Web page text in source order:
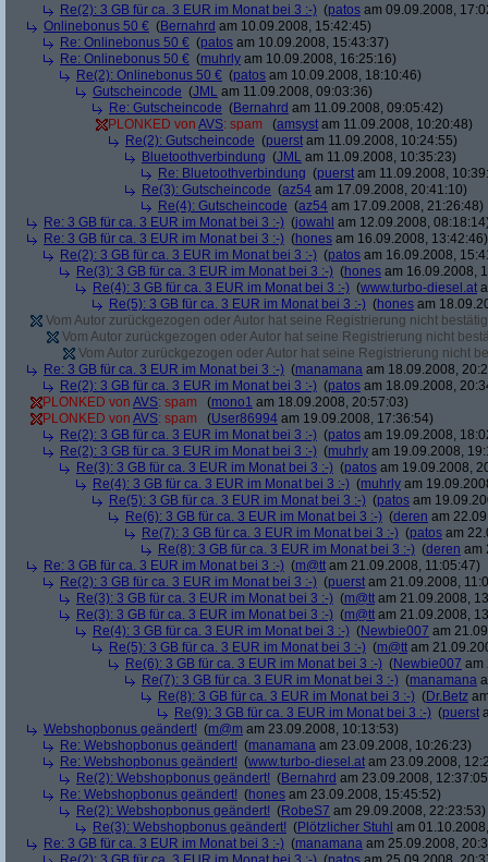
Re(2): 3 GB für ca. 3 EUR im Monat bei 3 :-) (patos am 09.09.2008,
Onlinebonus 50 € (Bernahrd am 10.09.2008, 15:42:45)
Re: Onlinebonus 50 € (patos am 10.09.2008, 15:43:37)
Re: Onlinebonus 50 € (muhrly am 10.09.2008, 16:25:16)
Re(2): Onlinebonus 50 € (patos am 10.09.2008, 18:10:46)
Gutscheincode (JML am 11.09.2008, 09:03:36)
Re: Gutscheincode (Bernahrd am 11.09.2008, 09:05:42)
PLONKED von AVS: spam (amsyst am 11.09.2008, 10:20:48)
Re(2): Gutscheincode (puerst am 11.09.2008, 10:24:55)
Bluetoothverbindung (JML am 11.09.2008, 10:35:23)
Re: Bluetoothverbindung (puerst am 11.09.2008,
Re(3): Gutscheincode (az54 am 17.09.2008, 20:41:10)
Re(4): Gutscheincode (az54 am 17.09.2008, 21:26:48)
Re: 3 GB für ca. 3 EUR im Monat bei 3 :-) (jowahl am 12.09.2008,
Re: 3 GB für ca. 3 EUR im Monat bei 3 :-) (hones am 16.09.2008, 13:42:46)
Re(2): 3 GB für ca. 3 EUR im Monat bei 3 :-) (patos am 16.09.2008,
Re(3): 3 GB für ca. 3 EUR im Monat bei 3 :-) (hones am 16.09.2008,
Re(4): 3 GB für ca. 3 EUR im Monat bei 3 :-) (www.turbo-diesel.at
Re(5): 3 GB für ca. 3 EUR im Monat bei 3 :-) (hones am
Vom Autor zurückgezogen oder Autor hat seine Registrierung nicht
Vom Autor zurückgezogen oder Autor hat seine Registrierung nicht
Vom Autor zurückgezogen oder Autor hat seine Registrierung nicht
Re: 3 GB für ca. 3 EUR im Monat bei 3 :-) (manamana am 18.09.2008,
Re(2): 3 GB für ca. 3 EUR im Monat bei 3 :-) (patos am 18.09.2008,
PLONKED von AVS: spam (mono1 am 18.09.2008, 20:57:03)
PLONKED von AVS: spam (User86994 am 19.09.2008, 17:36:54)
Re(2): 3 GB für ca. 3 EUR im Monat bei 3 :-) (patos am 19.09.2008,
Re(2): 3 GB für ca. 3 EUR im Monat bei 3 :-) (muhrly am 19.09.2008,
Re(3): 3 GB für ca. 3 EUR im Monat bei 3 :-) (patos am 19.09.2008,
Re(4): 3 GB für ca. 3 EUR im Monat bei 3 :-) (muhrly am
Re(5): 3 GB für ca. 3 EUR im Monat bei 3 :-) (patos am
Re(6): 3 GB für ca. 3 EUR im Monat bei 3 :-) (deren am
Re(7): 3 GB für ca. 3 EUR im Monat bei 3 :-) (patos am
Re(8): 3 GB für ca. 3 EUR im Monat bei 3 :-) (deren am
Re: 3 GB für ca. 3 EUR im Monat bei 3 :-) (m@tt am 21.09.2008, 11:05:47)
Re(2): 3 GB für ca. 3 EUR im Monat bei 3 :-) (puerst am 21.09.2008,
Re(3): 3 GB für ca. 3 EUR im Monat bei 3 :-) (m@tt am 21.09.2008,
Re(3): 3 GB für ca. 3 EUR im Monat bei 3 :-) (m@tt am 21.09.2008,
Re(4): 3 GB für ca. 3 EUR im Monat bei 3 :-) (Newbie007 am
Re(5): 3 GB für ca. 3 EUR im Monat bei 3 :-) (m@tt am
Re(6): 3 GB für ca. 3 EUR im Monat bei 3 :-) (Newbie007 am
Re(7): 3 GB für ca. 3 EUR im Monat bei 3 :-) (manamana
Re(8): 3 GB für ca. 3 EUR im Monat bei 3 :-) (Dr.Betz
Re(9): 3 GB für ca. 3 EUR im Monat bei 3 :-) (puerst
Webshopbonus geändert! (m@m am 23.09.2008, 10:13:53)
Re: Webshopbonus geändert! (manamana am 23.09.2008, 10:26:23)
Re: Webshopbonus geändert! (www.turbo-diesel.at am 23.09.2008,
Re(2): Webshopbonus geändert! (Bernahrd am 23.09.2008,
Re: Webshopbonus geändert! (hones am 23.09.2008, 15:45:52)
Re(2): Webshopbonus geändert! (RobeS7 am 29.09.2008, 22:23:53)
Re(3): Webshopbonus geändert! (Plötzlicher Stuhl am
Re: 3 GB für ca. 3 EUR im Monat bei 3 :-) (manamana am 25.09.2008,